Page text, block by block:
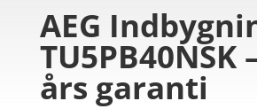
AEG
TU5PB40NSK
års garanti